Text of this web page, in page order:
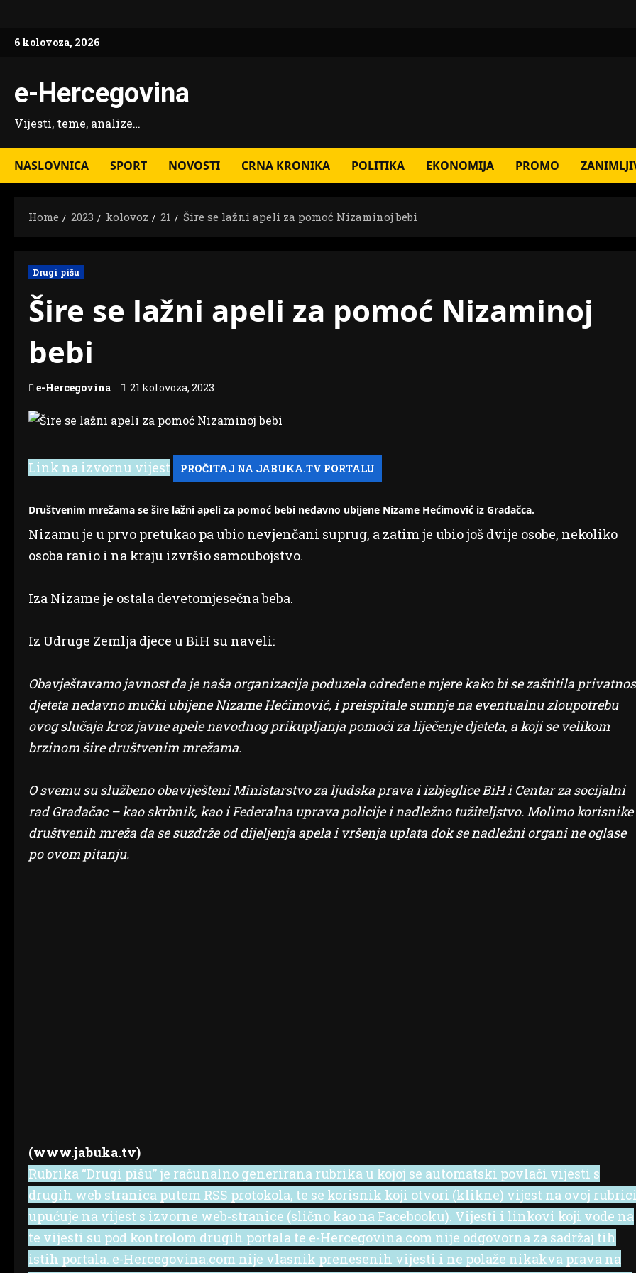
content
6 kolovoza, 2026
e-Hercegovina
Vijesti, teme, analize…
NASLOVNICA SPORT NOVOSTI CRNA KRONIKA POLITIKA EKONOMIJA PROMO
Home 2023 kolovoz 21 Šire se lažni apeli za pomoć Nizaminoj bebi
Drugi pišu
Šire se lažni apeli za pomoć Nizaminoj
bebi
e-Hercegovina 21 kolovoza, 2023
Link na izvornu vijest
Društvenim mrežama se šire lažni apeli za pomoć bebi nedavno ubijene Nizame Hećimović iz Gradačca.
Nizamu je u prvo pretukao pa ubio nevjenčani suprug, a zatim je ubio još dvije osobe, nekoliko
osoba ranio i na kraju izvršio samoubojstvo.
Iza Nizame je ostala devetomjesečna beba.
Iz Udruge Zemlja djece u BiH su naveli:
Obavještavamo javnost da je naša organizacija poduzela određene mjere kako bi se zaštitila
djeteta nedavno mučki ubijene Nizame Hećimović, i preispitale sumnje na eventualnu zloupotrebu
ovog slučaja kroz javne apele navodnog prikupljanja pomoći za liječenje djeteta, a koji se velikom
brzinom šire društvenim mrežama.
O svemu su službeno obaviješteni Ministarstvo za ljudska prava i izbjeglice BiH i Centar za socijalni
rad Gradačac – kao skrbnik, kao i Federalna uprava policije i nadležno tužiteljstvo. Molimo korisnike
društvenih mreža da se suzdrže od dijeljenja apela i vršenja uplata dok se nadležni organi ne oglase
po ovom pitanju.
(www.jabuka.tv)
Rubrika “Drugi pišu” je računalno generirana rubrika u kojoj se automatski povlači vijesti s
drugih web stranica putem RSS protokola, te se korisnik koji otvori (klikne) vijest na ovoj
upućuje na vijest s izvorne web-stranice (slično kao na Facebooku). Vijesti i linkovi koji vode na
te vijesti su pod kontrolom drugih portala te e-Hercegovina.com nije odgovorna za sadržaj tih
istih portala. e-Hercegovina.com nije vlasnik prenesenih vijesti i ne polaže nikakva prava na